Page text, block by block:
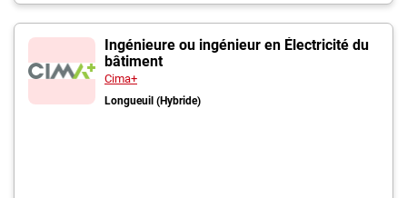
Ingénieure ou ingénieur en Électricité du
bâtiment
Cima+
Longueuil (Hybride)